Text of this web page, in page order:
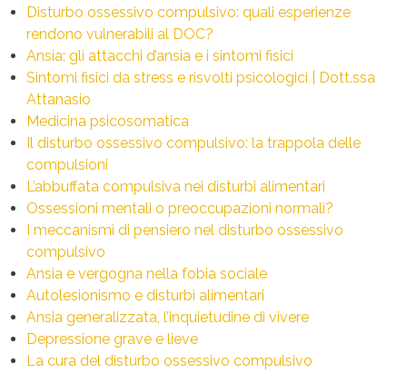
Disturbo ossessivo compulsivo: quali esperienze
rendono vulnerabili al DOC?
Ansia: gli attacchi d’ansia e i sintomi fisici
Sintomi fisici da stress e risvolti psicologici | Dott.ssa
Attanasio
Medicina psicosomatica
Il disturbo ossessivo compulsivo: la trappola delle
compulsioni
L’abbuffata compulsiva nei disturbi alimentari
Ossessioni mentali o preoccupazioni normali?
I meccanismi di pensiero nel disturbo ossessivo
compulsivo
Ansia e vergogna nella fobia sociale
Autolesionismo e disturbi alimentari
Ansia generalizzata, l’inquietudine di vivere
Depressione grave e lieve
La cura del disturbo ossessivo compulsivo